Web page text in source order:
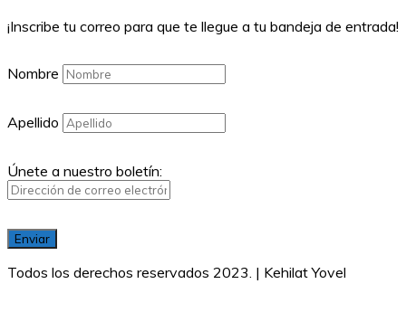
¡Inscribe tu correo para que te llegue a tu bandeja de entrada!
Nombre
Apellido
Únete a nuestro boletín:
Todos los derechos reservados 2023. | Kehilat Yovel